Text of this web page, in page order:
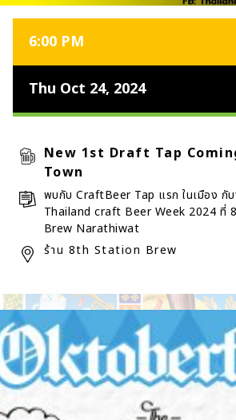
6:00 PM
Thu Oct 24, 2024
New 1st Draft Tap
Town
พบกับ CraftBeer Tap แรก ในเมือง กับ
Thailand craft Beer Week 2024 ที่
Brew Narathiwat
ร้าน 8th Station Brew